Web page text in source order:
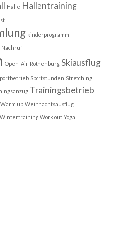
Halle Hallentraining
kinderprogramm
Nachruf
Open-Air Rothenburg Skiausflug
Sportstunden Stretching
Trainingsbetrieb
Warm up Weihnachtsausflug
Wintertraining Work out Yoga